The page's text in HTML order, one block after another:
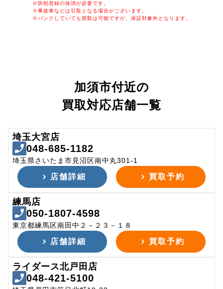
※防犯登録の抹消が必要です。
※事故車などは引取となる場合がございます。
※パンクしていても買取は可能ですが、保証対象外となります。
加須市付近の
買取対応店舗一覧
埼玉大宮店
048-685-1182
埼玉県さいたま市見沼区南中丸301-1
店舗詳細 買取予約
練馬店
050-1807-4598
東京都練馬区南田中２－２３－１８
店舗詳細 買取予約
ライダース北戸田店
048-421-5100